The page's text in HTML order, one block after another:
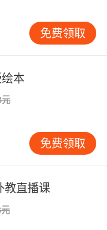
a conveyor
when a box
有箱子卡住了
免费领取
本
免费领取
教直播课